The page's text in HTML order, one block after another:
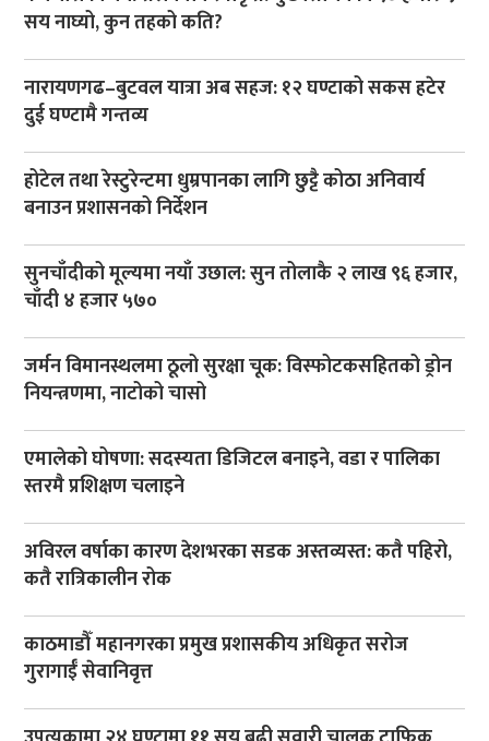
सय नाघ्यो, कुन तहको कति?
नारायणगढ–बुटवल यात्रा अब सहज: १२ घण्टाको सकस हटेर
दुई घण्टामै गन्तव्य
होटेल तथा रेस्टुरेन्टमा धुम्रपानका लागि छुट्टै कोठा अनिवार्य
बनाउन प्रशासनको निर्देशन
सुनचाँदीको मूल्यमा नयाँ उछाल: सुन तोलाकै २ लाख ९६ हजार,
चाँदी ४ हजार ५७०
जर्मन विमानस्थलमा ठूलो सुरक्षा चूक: विस्फोटकसहितको ड्रोन
नियन्त्रणमा, नाटोको चासो
एमालेको घोषणा: सदस्यता डिजिटल बनाइने, वडा र पालिका
स्तरमै प्रशिक्षण चलाइने
अविरल वर्षाका कारण देशभरका सडक अस्तव्यस्त: कतै पहिरो,
कतै रात्रिकालीन रोक
काठमाडौँ महानगरका प्रमुख प्रशासकीय अधिकृत सरोज
गुरागाईँ सेवानिवृत्त